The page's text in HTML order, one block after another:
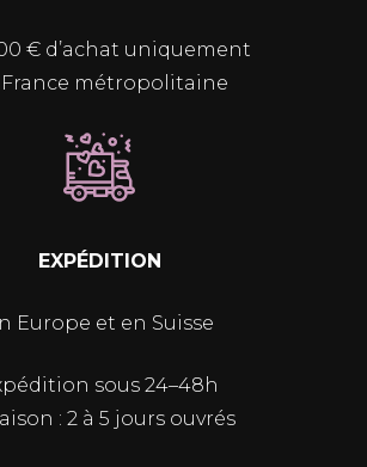
€ d’achat uniquement
métropolitaine
EXPÉDITION
Europe et en Suisse
sous 24–48h
: 2 à 5 jours ouvrés